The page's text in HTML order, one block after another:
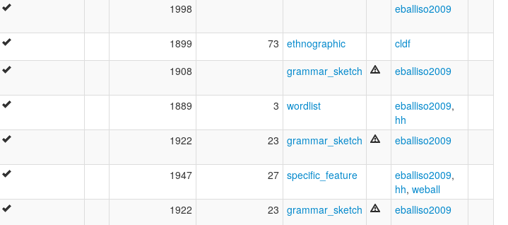
1998 eballiso2009
1899 73 ethnographic cldf
1908 grammar_sketch eballiso2009
1889 3 wordlist eballiso2009,
hh
1922 23 grammar_sketch eballiso2009
1947 27 specific_feature eballiso2009,
hh, weball
1922 23 grammar_sketch eballiso2009